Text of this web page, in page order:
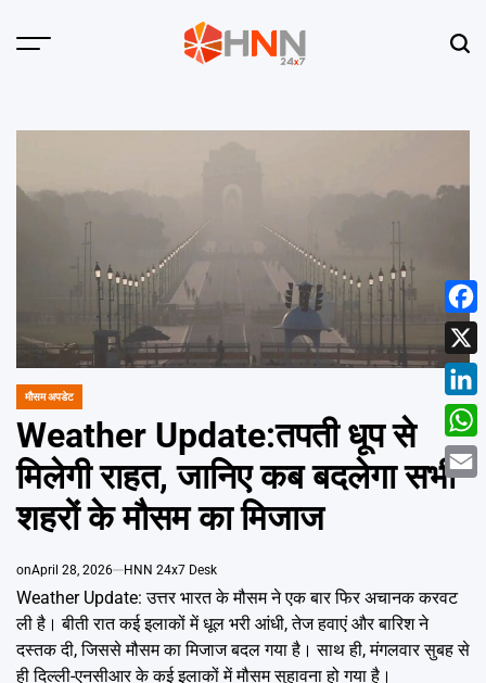
Menu
POSTED
मौसम अपडेट
Weather Update:तपती धूप से
मिलेगी राहत, जानिए कब बदलेगा सभी
शहरों के मौसम का मिजाज
onApril 28, 2026 HNN 24x7 Desk
Weather Update: उत्तर भारत के मौसम ने एक बार फिर अचानक करवट
ली है। बीती रात कई इलाकों में धूल भरी आंधी, तेज हवाएं और बारिश ने
दस्तक दी, जिससे मौसम का मिजाज बदल गया है। साथ ही, मंगलवार सुबह से
ही दिल्ली-एनसीआर के कई इलाकों में मौसम सुहावना हो गया है।
X